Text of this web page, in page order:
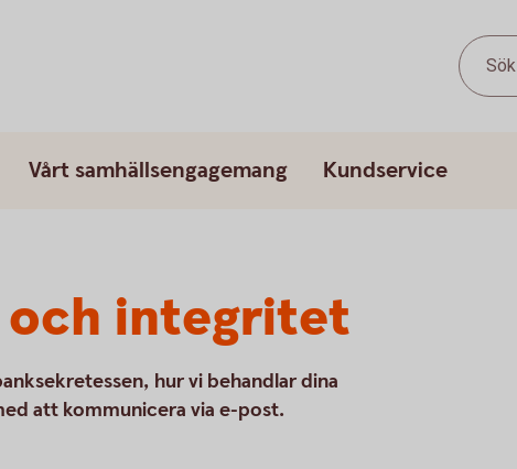
Sök
Vårt samhällsengagemang Kundservice
och integritet
hur vi behandlar dina
att kommunicera via e-post.